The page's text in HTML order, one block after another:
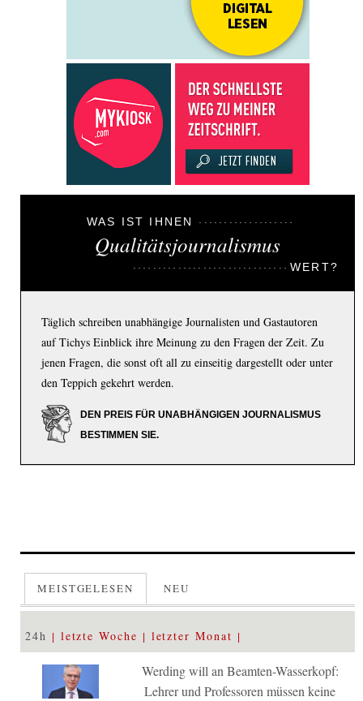
WAS IST IHNEN
Qualitätsjournalismus
WERT?
Täglich schreiben unabhängige Journalisten und Gastautoren
auf Tichys Einblick ihre Meinung zu den Fragen der Zeit. Zu
jenen Fragen, die sonst oft all zu einseitig dargestellt oder unter
den Teppich gekehrt werden.
DEN PREIS FÜR UNABHÄNGIGEN JOURNALISMUS
BESTIMMEN SIE.
MEISTGELESEN NEU
24h letzte Woche letzter Monat
Werding will an Beamten-Wasserkopf:
Lehrer und Professoren müssen keine